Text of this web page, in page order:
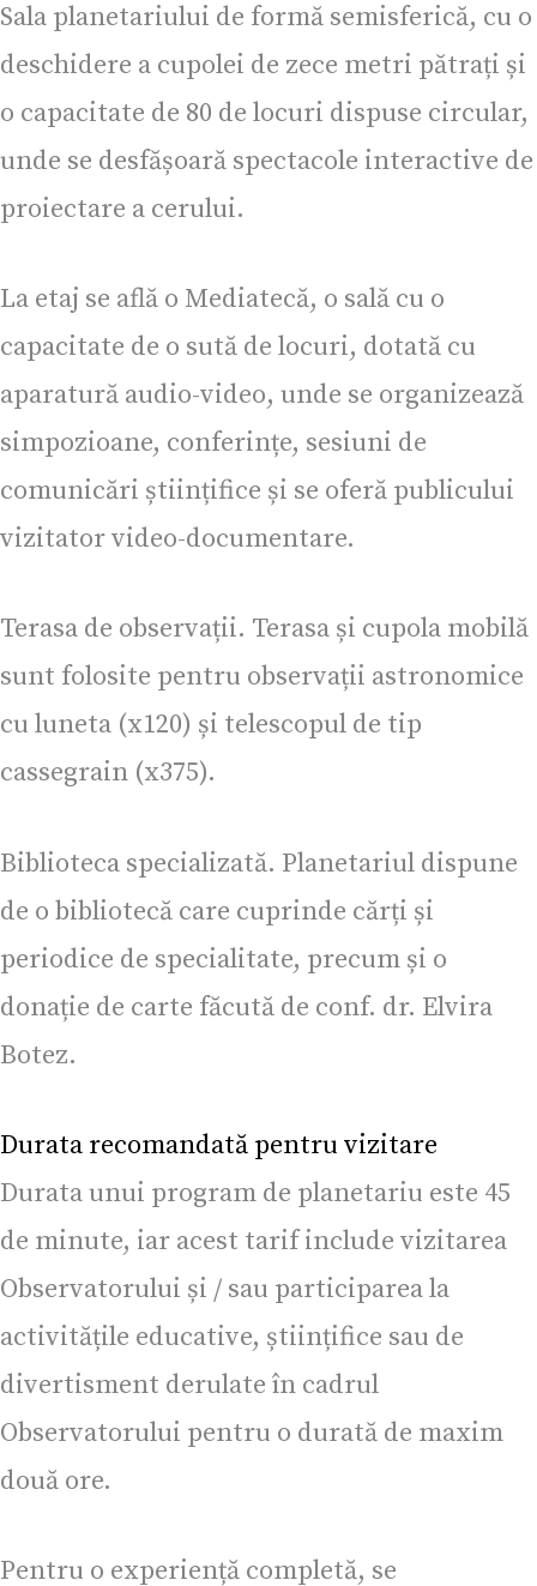
Sala planetariului de formă semisferică, cu o
deschidere a cupolei de zece metri pătrați și
o capacitate de 80 de locuri dispuse circular,
unde se desfășoară spectacole interactive de
proiectare a cerului.
La etaj se află o Mediatecă, o sală cu o
capacitate de o sută de locuri, dotată cu
aparatură audio-video, unde se organizează
simpozioane, conferințe, sesiuni de
comunicări științifice și se oferă publicului
vizitator video-documentare.
Terasa de observații. Terasa și cupola mobilă
sunt folosite pentru observații astronomice
cu luneta (x120) și telescopul de tip
cassegrain (x375).
Biblioteca specializată. Planetariul dispune
de o bibliotecă care cuprinde cărți și
periodice de specialitate, precum și o
donație de carte făcută de conf. dr. Elvira
Botez.
Durata recomandată pentru vizitare
Durata unui program de planetariu este 45
de minute, iar acest tarif include vizitarea
Observatorului și / sau participarea la
activitățile educative, științifice sau de
divertisment derulate în cadrul
Observatorului pentru o durată de maxim
două ore.
Pentru o experiență completă, se